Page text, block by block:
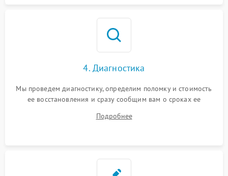
4. Диагностика
Мы проведем диагностику, определим поломку и стоимость
ее восстановления и сразу сообщим вам о сроках ее
Подробнее